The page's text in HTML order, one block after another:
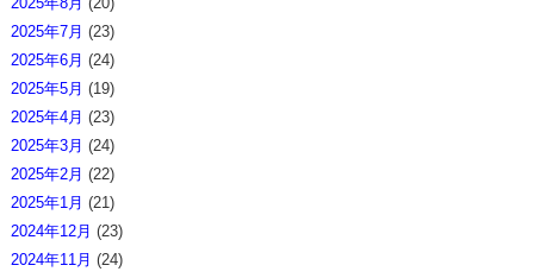
2025年7月 (23)
2025年6月 (24)
2025年5月 (19)
2025年4月 (23)
2025年3月 (24)
2025年2月 (22)
2025年1月 (21)
2024年12月 (23)
2024年11月 (24)